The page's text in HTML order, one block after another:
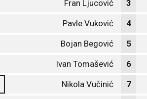
Fran Ljucović 3
Pavle Vuković 4
Bojan Begović 5
Ivan Tomašević 6
Nikola Vučinić 7